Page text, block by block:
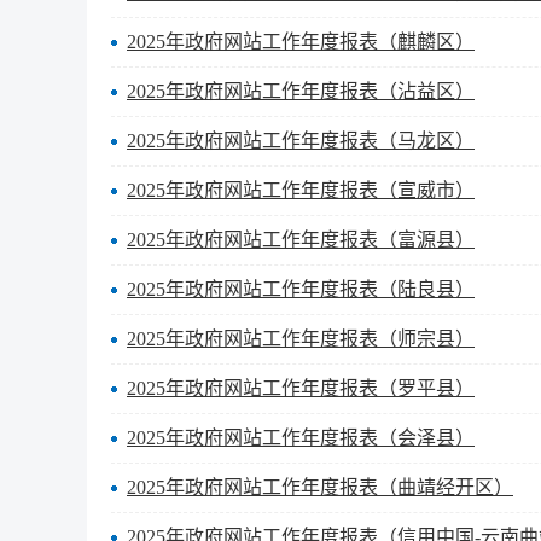
2025年政府网站工作年度报表（麒麟区）
2025年政府网站工作年度报表（沾益区）
2025年政府网站工作年度报表（马龙区）
2025年政府网站工作年度报表（宣威市）
2025年政府网站工作年度报表（富源县）
2025年政府网站工作年度报表（陆良县）
2025年政府网站工作年度报表（师宗县）
2025年政府网站工作年度报表（罗平县）
2025年政府网站工作年度报表（会泽县）
2025年政府网站工作年度报表（曲靖经开区）
2025年政府网站工作年度报表（信用中国-云南